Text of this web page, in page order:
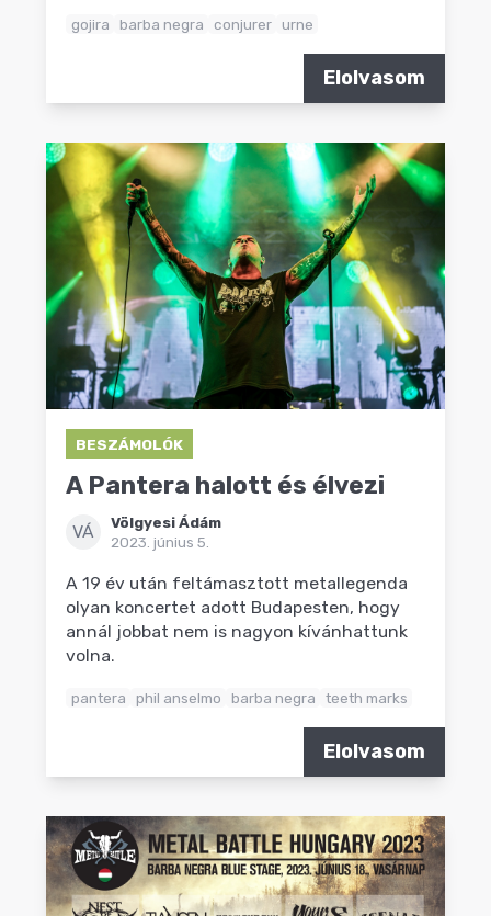
gojira barba negra conjurer urne
Elolvasom
BESZÁMOLÓK
A Pantera halott és élvezi
VÁ
Völgyesi Ádám
2023. június 5.
A 19 év után feltámasztott metallegenda
olyan koncertet adott Budapesten, hogy
annál jobbat nem is nagyon kívánhattunk
volna.
pantera phil anselmo barba negra teeth marks
Elolvasom